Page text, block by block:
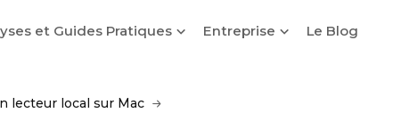
et Guides Pratiques Entreprise Le Blog
lecteur local sur Mac